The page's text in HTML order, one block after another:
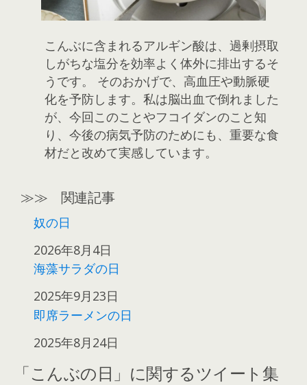
こんぶに含まれるアルギン酸は、過剰摂取
しがちな塩分を効率よく体外に排出するそ
うです。 そのおかげで、高血圧や動脈硬
化を予防します。私は脳出血で倒れました
が、今回このことやフコイダンのこと知
り、今後の病気予防のためにも、重要な食
材だと改めて実感しています。
≫≫ 関連記事
奴の日
日付
2026年8月4日
海藻サラダの日
日付
2025年9月23日
即席ラーメンの日
日付
2025年8月24日
「こんぶの日」に関するツイート集